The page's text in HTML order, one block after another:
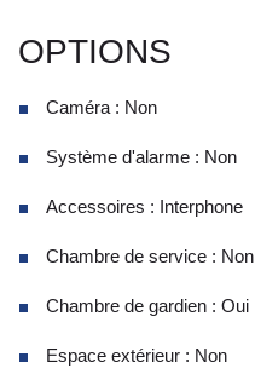
OPTIONS
Caméra : Non
Système d'alarme : Non
Accessoires : Interphone
Chambre de service : Non
Chambre de gardien : Oui
Espace extérieur : Non